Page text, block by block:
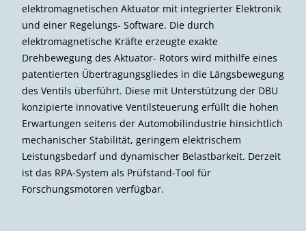
elektromagnetischen Aktuator mit integrierter Elektronik
und einer Regelungs- Software. Die durch
elektromagnetische Kräfte erzeugte exakte
Drehbewegung des Aktuator- Rotors wird mithilfe eines
patentierten Übertragungsgliedes in die Längsbewegung
des Ventils überführt. Diese mit Unterstützung der DBU
konzipierte innovative Ventilsteuerung erfüllt die hohen
Erwartungen seitens der Automobilindustrie hinsichtlich
mechanischer Stabilität, geringem elektrischem
Leistungsbedarf und dynamischer Belastbarkeit. Derzeit
ist das RPA-System als Prüfstand-Tool für
Forschungsmotoren verfügbar.